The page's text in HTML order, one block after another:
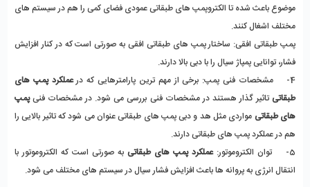
مختلف اشغال کنند.
فشار، توانایی پمپاژ سیال را با دبی بالا دارند.
4-    مشخصات فنی پمپ: برخی از مهم ترین پارامترهایی که در
طبقاتی تاثیر گذار هستند در مشخصات فنی بررسی می شود. در مشخصات فنی
های طبقاتی
هم در عملکرد پمپ های طبقاتی دارند.
5-    توان الکتروموتور:
عملکرد پمپ های طبقاتی
انتقال انرژی به پروانه ها باعث افزایش فشار سیال در سیستم های مختلف می شود.